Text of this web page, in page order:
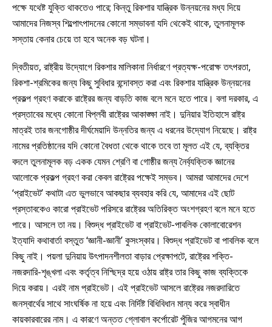
পক্ষে যথেষ্ট যুক্তি থাকতেও পারে; কিন্তু রিকশার যান্ত্রিক উন্নয়নের মধ্য দিয়ে
আমাদের নিজস্ব শিল্পোৎপাদনের কোনো সম্ভাবনা যদি থেকেই থাকে, তুলনামূলক
সস্তায় কেনার চেয়ে তা হবে অনেক বড় ঘটনা।
দ্বিতীয়ত, রাষ্ট্রীয় উদ্যোগে রিকশার মালিকানা নির্ধারণে প্রত্যক্ষ-পরোক্ষ তৎপরতা,
রিকশা-শ্রমিকের জন্য কিছু সুবিধার বন্দোবস্ত করা এবং রিকশার যান্ত্রিক উন্নয়নের
প্রকল্প গ্রহণ করাকে রাষ্ট্রের জন্য বাড়তি কাজ বলে মনে হতে পারে। বলা দরকার, এ
প্রস্তাবের মধ্যে কোনো বিপ্লবী রাষ্ট্রের আকাঙ্ক্ষা নাই। দুনিয়ার ইতিহাসে রাষ্ট্র
মাত্রই তার জনগোষ্ঠীর দীর্ঘমেয়াদি উন্নতির জন্য এ ধরনের উদ্যোগ নিয়েছে। রাষ্ট্র
নামের প্রতিষ্ঠানের যদি কোনো বৈধতা থেকে থাকে তবে তা মূলত এই যে, ব্যক্তির
বদলে তুলনামূলক বড় একক যেমন শ্রেণি বা গোষ্ঠীর জন্য নৈর্ব্যক্তিক জ্ঞানের
আলোকে প্রকল্প গ্রহণ করা কেবল রাষ্ট্রের পক্ষেই সম্ভব। আমরা আমাদের দেশে
‘প্রাইভেট’ কথাটা এত ভুলভাবে আকছার ব্যবহার করি যে, আমাদের এই ছোট
প্রস্তাবকেও কারো প্রাইভেট পরিসরে রাষ্ট্রের অতিরিক্ত অংশগ্রহণ বলে মনে হতে
পারে। আসলে তা নয়। বিশুদ্ধ প্রাইভেট বা প্রাইভেট-পাবলিক কোলাবোরেশন
ইত্যাদি কথাবার্তা বস্তুত ‘জ্ঞানী-জ্ঞানী’ কুসংস্কার। বিশুদ্ধ প্রাইভেট বা পাবলিক বলে
কিছু নাই। পয়লা দুনিয়ায় উৎপাদনশীলতা বাড়ার প্রেক্ষাপটে, রাষ্ট্রের শক্তি-
নজরদারি-শৃঙ্খলা এবং কর্তৃত্ব নিশ্ছিদ্র হয়ে ওঠায় রাষ্ট্র তার কিছু কাজ ব্যক্তিকে
দিয়ে করায়। এরই নাম প্রাইভেট। এই প্রাইভেট আসলে রাষ্ট্রের নজরদারিতে
জনস্বার্থের সাথে সাংঘর্ষিক না হয়ে এবং নির্দিষ্ট বিধিবিধান মান্য করে স্বাধীন
কায়কারবারের নাম। এ কারণে অন্তত গ্লোবাল কর্পোরেট পুঁজির আগমনের আগ